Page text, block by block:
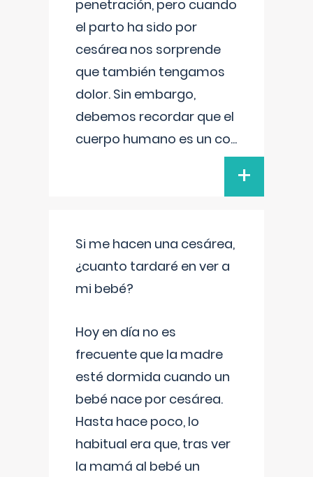
penetración, pero cuando
el parto ha sido por
cesárea nos sorprende
que también tengamos
dolor. Sin embargo,
debemos recordar que el
cuerpo humano es un co...
+
Si me hacen una cesárea,
¿cuanto tardaré en ver a
mi bebé?
Hoy en día no es
frecuente que la madre
esté dormida cuando un
bebé nace por cesárea.
Hasta hace poco, lo
habitual era que, tras ver
la mamá al bebé un